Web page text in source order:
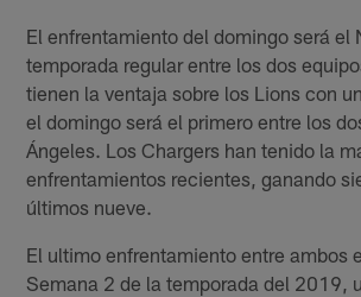
El enfrentamiento del domingo será el
temporada regular entre los dos
tienen la ventaja sobre los Lions con
el domingo será el primero entre los
Ángeles. Los Chargers han tenido la
enfrentamientos recientes, ganando
últimos nueve.
El ultimo enfrentamiento entre ambos
Semana 2 de la temporada del 2019,